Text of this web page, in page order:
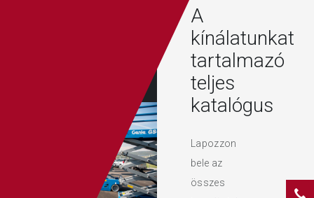
A
kínálatunkat
tartalmazó
teljes
katalógus
Lapozzon
bele az
összes